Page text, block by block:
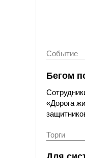
Событие
Бегом
«Дорога
Торги